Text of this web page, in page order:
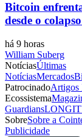
Bitcoin
desde o
há 9 horas
William Suberg
NotíciasÚltimas
NotíciasMercados
PatrocinadoArtigos
Ecossistema
Guardians
SobreSobre a
Publicidade